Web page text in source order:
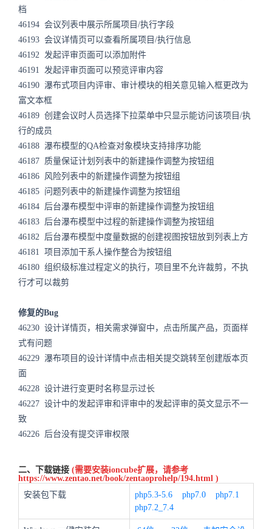
档
46194 会议列表中展示所属项目/执行字段
46193 会议详情页可以查看所属项目/执行信息
46192 发起评审页面可以添加附件
46191 发起评审页面可以预览评审内容
46190 瀑布式项目内评审、审计模块的相关意见输入框更改为
富文本框
46189 创建会议时人员选择下拉菜单中只显示能访问该项目/执
行的成员
46188 瀑布模型的QA检查对象模块支持排序功能
46187 质量保证计划列表中的新建操作调整为按钮组
46186 风险列表中的新建操作调整为按钮组
46185 问题列表中的新建操作调整为按钮组
46184 后台瀑布模型中评审的新建操作调整为按钮组
46183 后台瀑布模型中过程的新建操作调整为按钮组
46182 后台瀑布模型中度量数据的创建视图按钮放到列表上方
46181 项目添加干系人操作整合为按钮组
46180 组织级标准过程定义的执行，项目里不允许裁剪，不执
行才可以裁剪
修复的Bug
46230 设计详情页，相关需求弹窗中，点击所属产品，页面样
式有问题
46229 瀑布项目的设计详情中点击相关提交跳转至创建版本页
面
46228 设计进行变更时名称显示过长
46227 设计中的发起评审和评审中的发起评审的英文显示不一
致
46226 后台没有提交评审权限
二、下载链接 (需要安装ioncube扩展，请参考
https://www.zentao.net/book/zentaoprohelp/194.html )
安装包下载
php5.3-5.6 php7.0
php7.1
php7.2_7.4